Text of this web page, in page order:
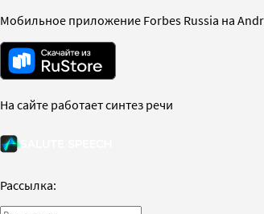
Мобильное приложение Forbes Russia на
На сайте работает синтез речи
Рассылка: